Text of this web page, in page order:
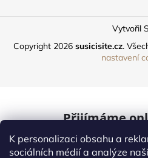
K personalizaci obsahu a
sociálních médií a analýze
Vytvořil
Copyright 2026 susicisite.cz.
nastavení
Přijímáme